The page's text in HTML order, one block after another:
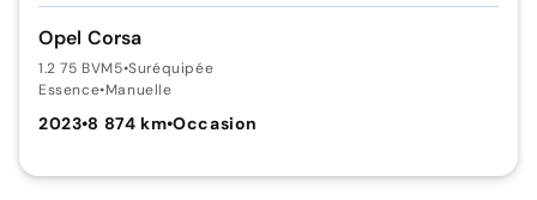
Opel Corsa
1.2 75 BVM5•Suréquipée
Essence•Manuelle
2023•8 874 km•Occasion